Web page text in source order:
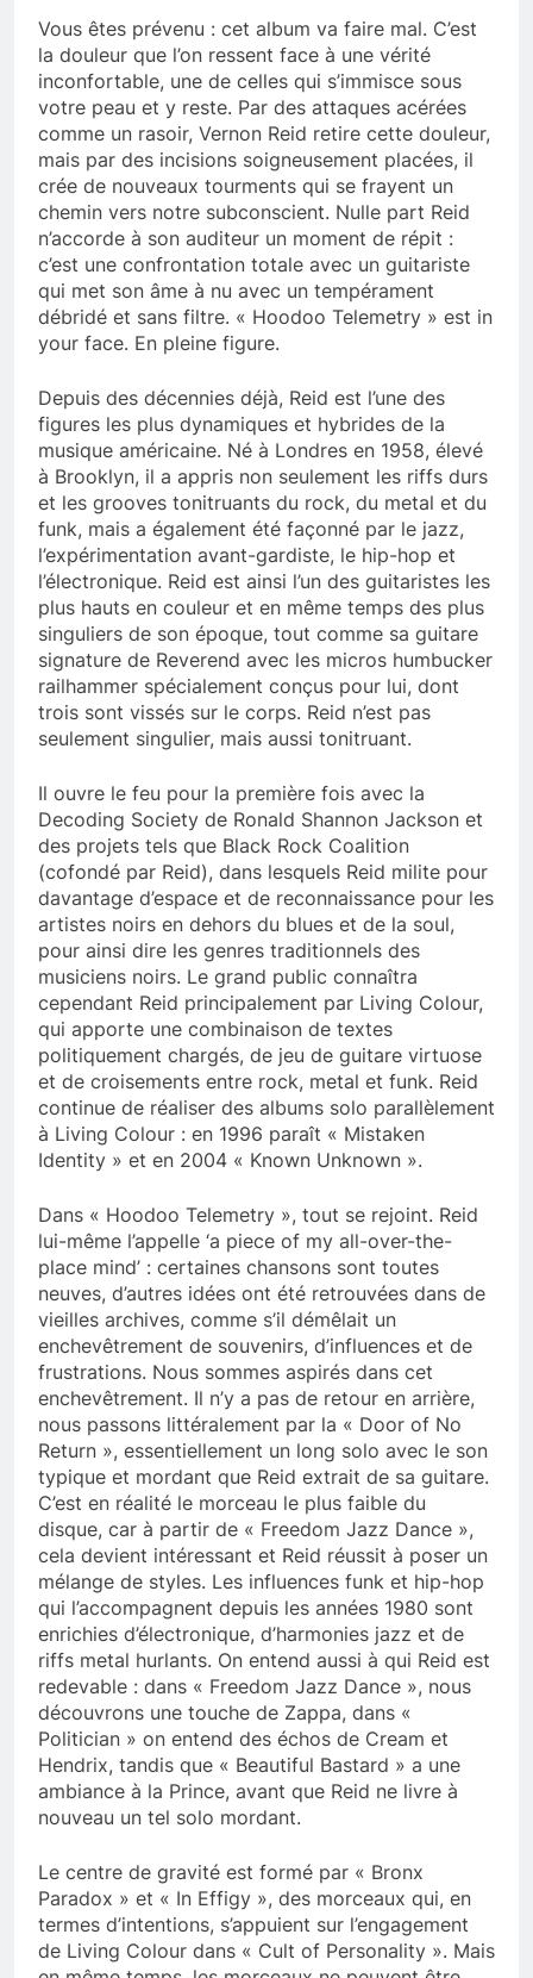
Vous êtes prévenu : cet album va faire mal. C’est
la douleur que l’on ressent face à une vérité
inconfortable, une de celles qui s’immisce sous
votre peau et y reste. Par des attaques acérées
comme un rasoir, Vernon Reid retire cette douleur,
mais par des incisions soigneusement placées, il
crée de nouveaux tourments qui se frayent un
chemin vers notre subconscient. Nulle part Reid
n’accorde à son auditeur un moment de répit :
c’est une confrontation totale avec un guitariste
qui met son âme à nu avec un tempérament
débridé et sans filtre. « Hoodoo Telemetry » est in
your face. En pleine figure.
Depuis des décennies déjà, Reid est l’une des
figures les plus dynamiques et hybrides de la
musique américaine. Né à Londres en 1958, élevé
à Brooklyn, il a appris non seulement les riffs durs
et les grooves tonitruants du rock, du metal et du
funk, mais a également été façonné par le jazz,
l’expérimentation avant-gardiste, le hip-hop et
l’électronique. Reid est ainsi l’un des guitaristes les
plus hauts en couleur et en même temps des plus
singuliers de son époque, tout comme sa guitare
signature de Reverend avec les micros humbucker
railhammer spécialement conçus pour lui, dont
trois sont vissés sur le corps. Reid n’est pas
seulement singulier, mais aussi tonitruant.
Il ouvre le feu pour la première fois avec la
Decoding Society de Ronald Shannon Jackson et
des projets tels que Black Rock Coalition
(cofondé par Reid), dans lesquels Reid milite pour
davantage d’espace et de reconnaissance pour les
artistes noirs en dehors du blues et de la soul,
pour ainsi dire les genres traditionnels des
musiciens noirs. Le grand public connaîtra
cependant Reid principalement par Living Colour,
qui apporte une combinaison de textes
politiquement chargés, de jeu de guitare virtuose
et de croisements entre rock, metal et funk. Reid
continue de réaliser des albums solo parallèlement
à Living Colour : en 1996 paraît « Mistaken
Identity » et en 2004 « Known Unknown ».
Dans « Hoodoo Telemetry », tout se rejoint. Reid
lui-même l’appelle ‘a piece of my all-over-the-
place mind’ : certaines chansons sont toutes
neuves, d’autres idées ont été retrouvées dans de
vieilles archives, comme s’il démêlait un
enchevêtrement de souvenirs, d’influences et de
frustrations. Nous sommes aspirés dans cet
enchevêtrement. Il n’y a pas de retour en arrière,
nous passons littéralement par la « Door of No
Return », essentiellement un long solo avec le son
typique et mordant que Reid extrait de sa guitare.
C’est en réalité le morceau le plus faible du
disque, car à partir de « Freedom Jazz Dance »,
cela devient intéressant et Reid réussit à poser un
mélange de styles. Les influences funk et hip-hop
qui l’accompagnent depuis les années 1980 sont
enrichies d’électronique, d’harmonies jazz et de
riffs metal hurlants. On entend aussi à qui Reid est
redevable : dans « Freedom Jazz Dance », nous
découvrons une touche de Zappa, dans «
Politician » on entend des échos de Cream et
Hendrix, tandis que « Beautiful Bastard » a une
ambiance à la Prince, avant que Reid ne livre à
nouveau un tel solo mordant.
Le centre de gravité est formé par « Bronx
Paradox » et « In Effigy », des morceaux qui, en
termes d’intentions, s’appuient sur l’engagement
de Living Colour dans « Cult of Personality ». Mais